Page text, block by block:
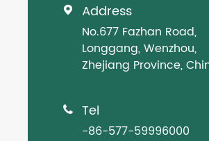
 Address
No.677 Fazhan Road,
Longgang, Wenzhou,
Zhejiang Province,
 Tel
-86-577-59996000